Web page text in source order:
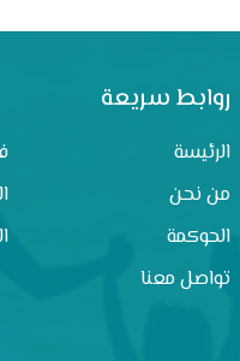
روابط سريعة
الرئيسة
من نحن
الحوكمة
تواصل معنا